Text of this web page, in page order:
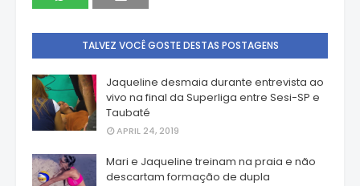
TALVEZ VOCÊ GOSTE DESTAS POSTAGENS
Jaqueline desmaia durante entrevista ao
vivo na final da Superliga entre Sesi-SP e
Taubaté
APRIL 24, 2019
Mari e Jaqueline treinam na praia e não
descartam formação de dupla